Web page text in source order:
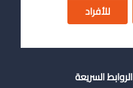
للأفراد
الروابط السريعة